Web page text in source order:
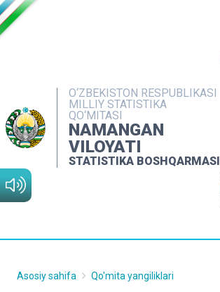
O‘ZBEKISTON RESPUBLIKASI
MILLIY STATISTIKA
QO‘MITASI
NAMANGAN
VILOYATI
STATISTIKA BOSHQARMASI
NASHRLAR
INTERAKTIV XIZMATLAR
MATBUOT XIZMATI
MUROJAATLAR
Asosiy sahifa Qo'mita yangiliklari